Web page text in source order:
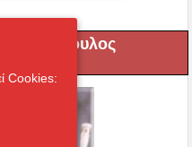
Χριστόδουλος
Cookies: